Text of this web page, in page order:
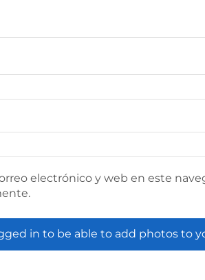
electrónico y web en este
in to be able to add photos to